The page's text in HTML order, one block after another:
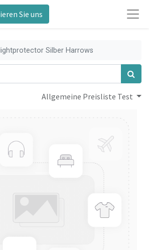
Sie uns
Silber Harrows
Allgemeine Preisliste Test